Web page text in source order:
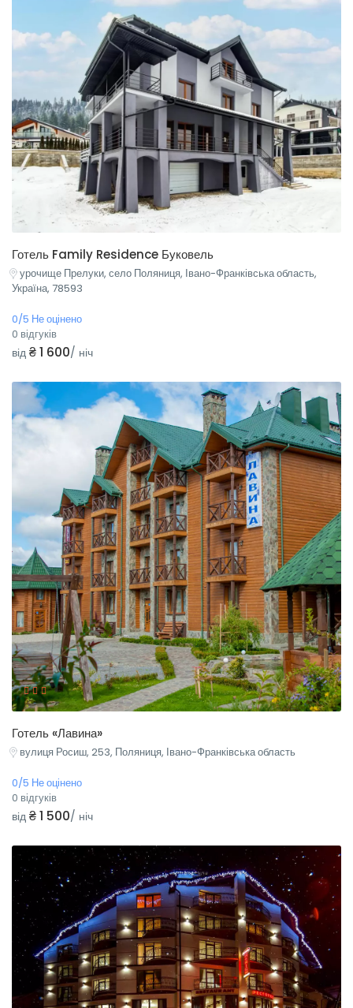
Готель Family Residence Буковель
урочище Прелуки, село Поляниця, Івано-Франківська область,
Україна, 78593
0/5 Не оцінено
0 відгуків
від ₴ 1 600/ ніч
Готель «Лавина»
вулиця Росиш, 253, Поляниця, Івано-Франківська область
0/5 Не оцінено
0 відгуків
від ₴ 1 500/ ніч